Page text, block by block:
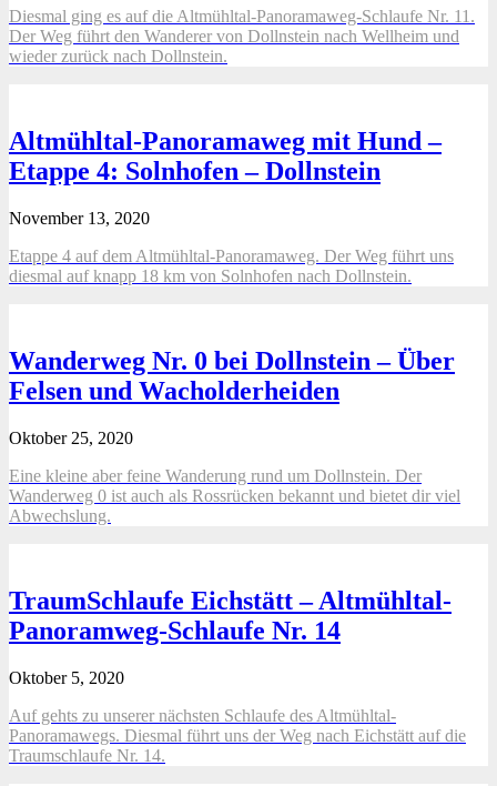
Diesmal ging es auf die Altmühltal-Panoramaweg-Schlaufe Nr. 11.
Der Weg führt den Wanderer von Dollnstein nach Wellheim und
wieder zurück nach Dollnstein.
Altmühltal-Panoramaweg mit Hund –
Etappe 4: Solnhofen – Dollnstein
November 13, 2020
Etappe 4 auf dem Altmühltal-Panoramaweg. Der Weg führt uns
diesmal auf knapp 18 km von Solnhofen nach Dollnstein.
Wanderweg Nr. 0 bei Dollnstein – Über
Felsen und Wacholderheiden
Oktober 25, 2020
Eine kleine aber feine Wanderung rund um Dollnstein. Der
Wanderweg 0 ist auch als Rossrücken bekannt und bietet dir viel
Abwechslung.
TraumSchlaufe Eichstätt – Altmühltal-
Panoramweg-Schlaufe Nr. 14
Oktober 5, 2020
Auf gehts zu unserer nächsten Schlaufe des Altmühltal-
Panoramawegs. Diesmal führt uns der Weg nach Eichstätt auf die
Traumschlaufe Nr. 14.